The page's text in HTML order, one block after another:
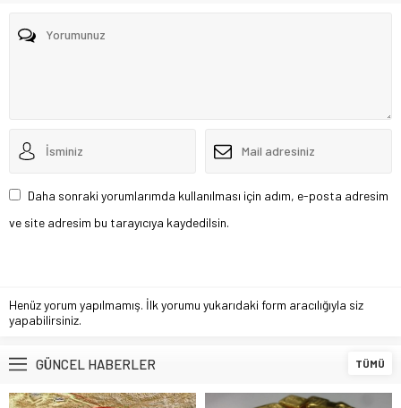
Daha sonraki yorumlarımda kullanılması için adım, e-posta adresim
ve site adresim bu tarayıcıya kaydedilsin.
Henüz yorum yapılmamış. İlk yorumu yukarıdaki form aracılığıyla siz
yapabilirsiniz.
GÜNCEL HABERLER TÜMÜ